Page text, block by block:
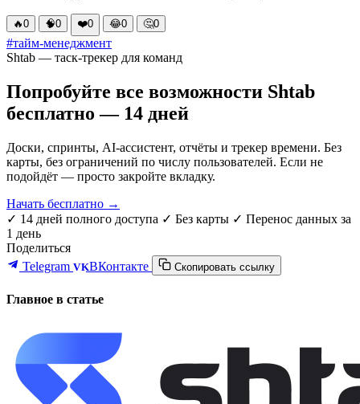
🔥0 🧠0 ❤️0 😂0 🤔0
#тайм-менеджмент
Shtab — таск-трекер для команд
Попробуйте все возможности Shtab
бесплатно — 14 дней
Доски, спринты, AI-ассистент, отчёты и трекер времени. Без
карты, без ограничений по числу пользователей. Если не
подойдёт — просто закройте вкладку.
Начать бесплатно →
✓ 14 дней полного доступа ✓ Без карты ✓ Перенос данных за
1 день
Поделиться
Telegram VKВКонтакте Скопировать ссылку
Главное в статье